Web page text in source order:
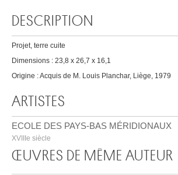
DESCRIPTION
Projet, terre cuite
Dimensions : 23,8 x 26,7 x 16,1
Origine : Acquis de M. Louis Planchar, Liège, 1979
ARTISTES
ECOLE DES PAYS-BAS MÉRIDIONAUX
XVIIIe siècle
ŒUVRES DE MÊME AUTEUR